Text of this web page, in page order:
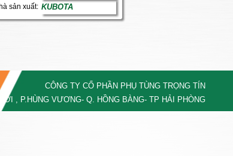
sản xuất: KUBOTA
CÔNG TY CỔ PHẦN PHỤ TÙNG TRỌNG TÍN
, P.HÙNG VƯƠNG- Q. HỒNG BÀNG- TP HẢI PHÒNG